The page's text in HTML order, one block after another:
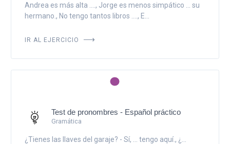
Andrea es más alta ...., Jorge es menos simpático ... su
hermano., No tengo tantos libros ...., E...
IR AL EJERCICIO
Test de pronombres - Español práctico
Gramática
¿Tienes las llaves del garaje? - Sí, ... tengo aquí., ¿...